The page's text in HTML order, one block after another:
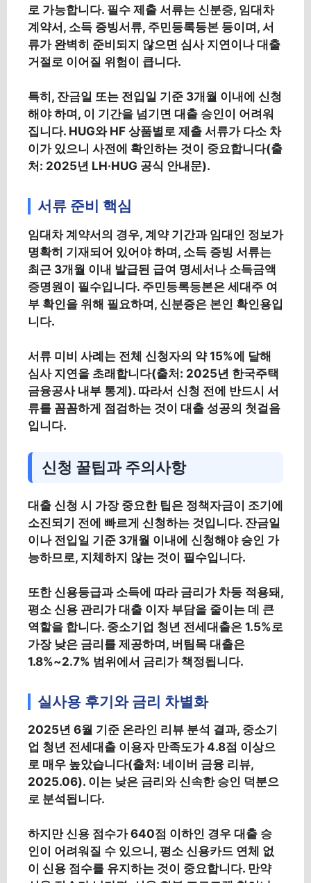
로 가능합니다. 필수 제출 서류는 신분증, 임대차
계약서, 소득 증빙서류, 주민등록등본 등이며, 서
류가 완벽히 준비되지 않으면 심사 지연이나 대출
거절로 이어질 위험이 큽니다.
특히, 잔금일 또는 전입일 기준 3개월 이내에 신청
해야 하며, 이 기간을 넘기면 대출 승인이 어려워
집니다. HUG와 HF 상품별로 제출 서류가 다소 차
이가 있으니 사전에 확인하는 것이 중요합니다(출
처: 2025년 LH·HUG 공식 안내문).
서류 준비 핵심
임대차 계약서의 경우, 계약 기간과 임대인 정보가
명확히 기재되어 있어야 하며, 소득 증빙 서류는
최근 3개월 이내 발급된 급여 명세서나 소득금액
증명원이 필수입니다. 주민등록등본은 세대주 여
부 확인을 위해 필요하며, 신분증은 본인 확인용입
니다.
서류 미비 사례는 전체 신청자의 약 15%에 달해
심사 지연을 초래합니다(출처: 2025년 한국주택
금융공사 내부 통계). 따라서 신청 전에 반드시 서
류를 꼼꼼하게 점검하는 것이 대출 성공의 첫걸음
입니다.
신청 꿀팁과 주의사항
대출 신청 시 가장 중요한 팁은 정책자금이 조기에
소진되기 전에 빠르게 신청하는 것입니다. 잔금일
이나 전입일 기준 3개월 이내에 신청해야 승인 가
능하므로, 지체하지 않는 것이 필수입니다.
또한 신용등급과 소득에 따라 금리가 차등 적용돼,
평소 신용 관리가 대출 이자 부담을 줄이는 데 큰
역할을 합니다. 중소기업 청년 전세대출은 1.5%로
가장 낮은 금리를 제공하며, 버팀목 대출은
1.8%~2.7% 범위에서 금리가 책정됩니다.
실사용 후기와 금리 차별화
2025년 6월 기준 온라인 리뷰 분석 결과, 중소기
업 청년 전세대출 이용자 만족도가 4.8점 이상으
로 매우 높았습니다(출처: 네이버 금융 리뷰,
2025.06). 이는 낮은 금리와 신속한 승인 덕분으
로 분석됩니다.
하지만 신용 점수가 640점 이하인 경우 대출 승
인이 어려워질 수 있으니, 평소 신용카드 연체 없
이 신용 점수를 유지하는 것이 중요합니다. 만약